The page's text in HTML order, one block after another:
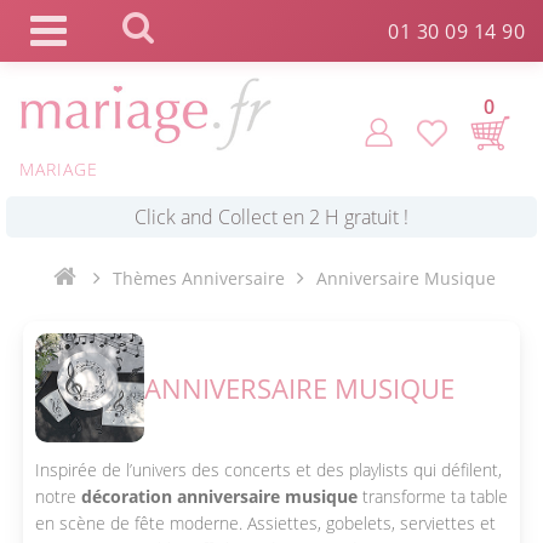
01 30 09 14 90
MARIAGE
0
Commande expédiée en 24h ! *
Livraison point relais gratuit dès 89 € ! *
Payez votre commande en 4X sans frais
Thèmes Anniversaire Anniversaire Musique
ANNIVERSAIRE MUSIQUE
Inspirée de l’univers des concerts et des playlists qui défilent,
notre décoration anniversaire musique transforme ta table
en scène de fête moderne. Assiettes, gobelets, serviettes et
Panneau de gestion des cookies